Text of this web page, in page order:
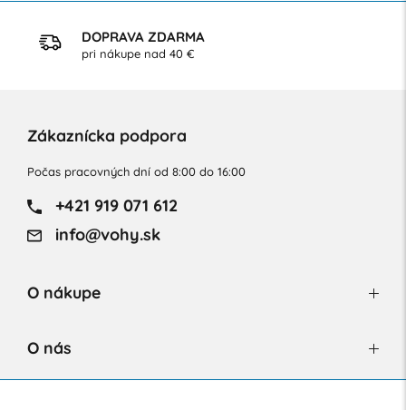
DOPRAVA ZDARMA
pri nákupe nad 40 €
Zákaznícka podpora
Počas pracovných dní od 8:00 do 16:00
+421 919 071 612
info@vohy.sk
O nákupe
O nás